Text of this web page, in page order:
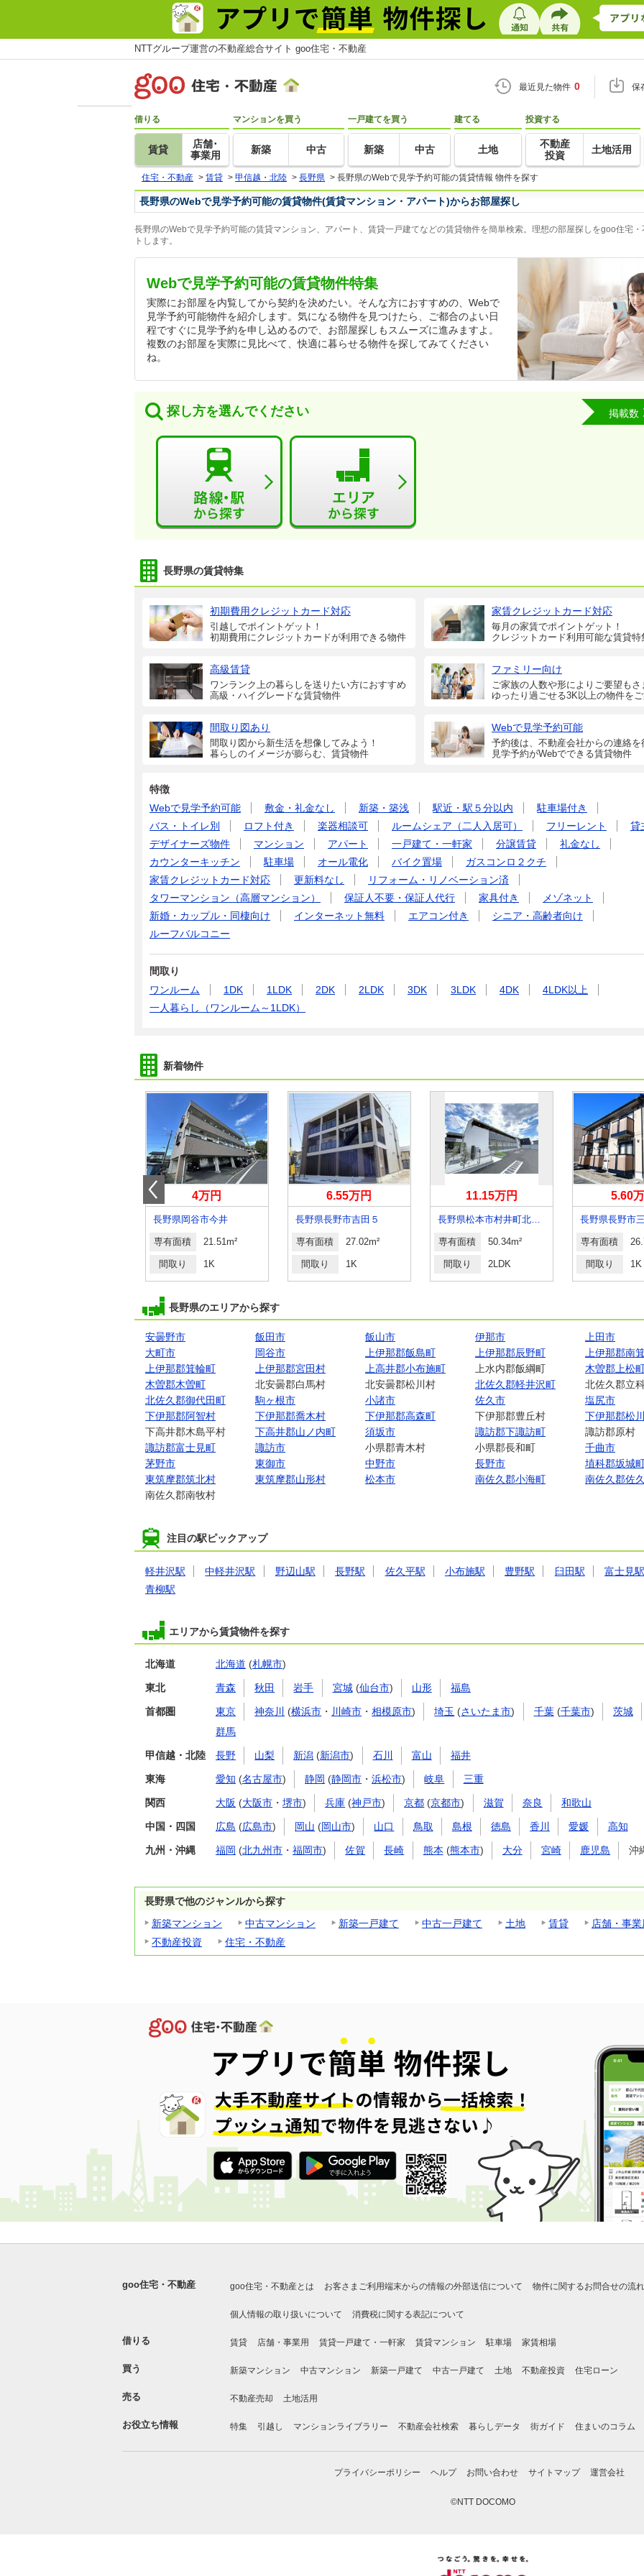
NTTグループ運営の不動産総合サイト goo住宅・不動産
最近見た物件 0 保
借りる
賃貸
店舗･
事業用
マンションを買う
新築 中古
一戸建てを買う
新築 中古
建てる
土地
投資する
不動産
投資
土地活用
住宅・不動産 > 賃貸 > 甲信越・北陸 > 長野県 > 長野県のWebで見学予約可能の賃貸情報 物件を探す
長野県のWebで見学予約可能の賃貸物件(賃貸マンション・アパート)からお部屋探し
長野県のWebで見学予約可能の賃貸マンション、アパート、賃貸一戸建てなどの賃貸物件を簡単検索。理想の部屋探しをgoo住宅・
トします。
Webで見学予約可能の賃貸物件特集
実際にお部屋を内覧してから契約を決めたい。そんな方におすすめの、Webで
見学予約可能物件を紹介します。気になる物件を見つけたら、ご都合のよい日
程ですぐに見学予約を申し込めるので、お部屋探しもスムーズに進みますよ。
複数のお部屋を実際に見比べて、快適に暮らせる物件を探してみてください
ね。
探し方を選んでください 掲載数
長野県の賃貸特集
初期費用クレジットカード対応
引越しでポイントゲット！
初期費用にクレジットカードが利用できる物件
家賃クレジットカード対応
毎月の家賃でポイントゲット！
クレジットカード利用可能な賃貸特
高級賃貸
ワンランク上の暮らしを送りたい方におすすめ
高級・ハイグレードな賃貸物件
ファミリー向け
ご家族の人数や形によりご要望もさ
ゆったり過ごせる3K以上の物件をご
間取り図あり
間取り図から新生活を想像してみよう！
暮らしのイメージが膨らむ、賃貸物件
Webで見学予約可能
予約後は、不動産会社からの連絡を
見学予約がWebでできる賃貸物件
特徴
Webで見学予約可能
敷金・礼金なし 新築・築浅 駅近・駅５分以内
駐車場付き
バス・トイレ別
ロフト付き 楽器相談可 ルームシェア（二人入居可） フリーレント
貸
デザイナーズ物件
マンション アパート 一戸建て・一軒家 分譲賃貸
礼金なし
カウンターキッチン
駐車場 オール電化 バイク置場
ガスコンロ２クチ
家賃クレジットカード対応
更新料なし
リフォーム・リノベーション済
タワーマンション（高層マンション）
保証人不要・保証人代行 家具付き
メゾネット
新婚・カップル・同棲向け
インターネット無料 エアコン付き
シニア・高齢者向け
ルーフバルコニー
間取り
ワンルーム
1DK 1LDK 2DK 2LDK 3DK 3LDK 4DK
4LDK以上
一人暮らし（ワンルーム～1LDK）
新着物件
4万円
長野県岡谷市今井
専有面積 21.51m²
間取り 1K
6.55万円
長野県長野市吉田５
専有面積 27.02m²
間取り 1K
11.15万円
長野県松本市村井町北２丁目
専有面積 50.34m²
間取り 2LDK
5.60
長野県長野市
専有面積
間取り 1K
長野県のエリアから探す
安曇野市 飯田市 飯山市 伊那市
上田市
大町市
岡谷市 上伊那郡飯島町 上伊那郡辰野町
上伊那郡南
上伊那郡箕輪町
上伊那郡宮田村 上高井郡小布施町 上水内郡飯綱町
木曽郡上松
木曽郡木曽町
北安曇郡白馬村 北安曇郡松川村 北佐久郡軽井沢町
北佐久郡立
北佐久郡御代田町
駒ヶ根市 小諸市 佐久市
塩尻市
下伊那郡阿智村
下伊那郡喬木村 下伊那郡高森町 下伊那郡豊丘村
下伊那郡松
下高井郡木島平村
下高井郡山ノ内町 須坂市 諏訪郡下諏訪町
諏訪郡原村
諏訪郡富士見町
諏訪市 小県郡青木村 小県郡長和町
千曲市
茅野市
東御市 中野市 長野市
埴科郡坂城
東筑摩郡筑北村
東筑摩郡山形村 松本市 南佐久郡小海町
南佐久郡佐
南佐久郡南牧村
注目の駅ピックアップ
軽井沢駅 中軽井沢駅 野辺山駅 長野駅 佐久平駅 小布施駅 豊野駅 臼田駅
富士見駅
青柳駅
エリアから賃貸物件を探す
北海道 北海道 (札幌市)
東北 青森 秋田 岩手 宮城(仙台市) 山形 福島
首都圏 東京 神奈川 (横浜市 ・ 川崎市 ・相模原市) 埼玉 (さいたま市) 千葉(千葉市) 茨城
群馬
甲信越・北陸 長野 山梨 新潟 (新潟市) 石川 富山 福井
東海 愛知 (名古屋市) 静岡 (静岡市 ・浜松市) 岐阜 三重
関西 大阪 (大阪市 ・ 堺市) 兵庫 (神戸市) 京都 (京都市) 滋賀 奈良 和歌山
中国・四国 広島 (広島市) 岡山 (岡山市) 山口 鳥取 島根 徳島 香川 愛媛 高知
九州・沖縄 福岡 (北九州市 ・ 福岡市) 佐賀 長崎 熊本 (熊本市) 大分 宮崎 鹿児島 沖
長野県で他のジャンルから探す
新築マンション
中古マンション 新築一戸建て 中古一戸建て 土地 賃貸
店舗・事業
不動産投資
住宅・不動産
goo住宅・不動産 goo住宅・不動産とは お客さまご利用端末からの情報の外部送信について 物件に関するお問合せの流れ
個人情報の取り扱いについて 消費税に関する表記について
借りる 賃貸 店舗・事業用 賃貸一戸建て・一軒家 賃貸マンション 駐車場 家賃相場
買う 新築マンション 中古マンション 新築一戸建て 中古一戸建て 土地 不動産投資 住宅ローン
売る 不動産売却 土地活用
お役立ち情報 特集 引越し マンションライブラリー 不動産会社検索 暮らしデータ 街ガイド 住まいのコラム
プライバシーポリシー ヘルプ お問い合わせ サイトマップ 運営会社
©NTT DOCOMO